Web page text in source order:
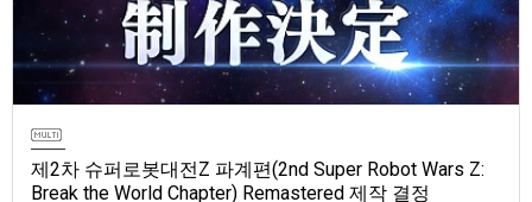
제2차 슈퍼로봇대전Z 파계편(2nd Super Robot Wars Z:
Break the World Chapter) Remastered 제작 결정